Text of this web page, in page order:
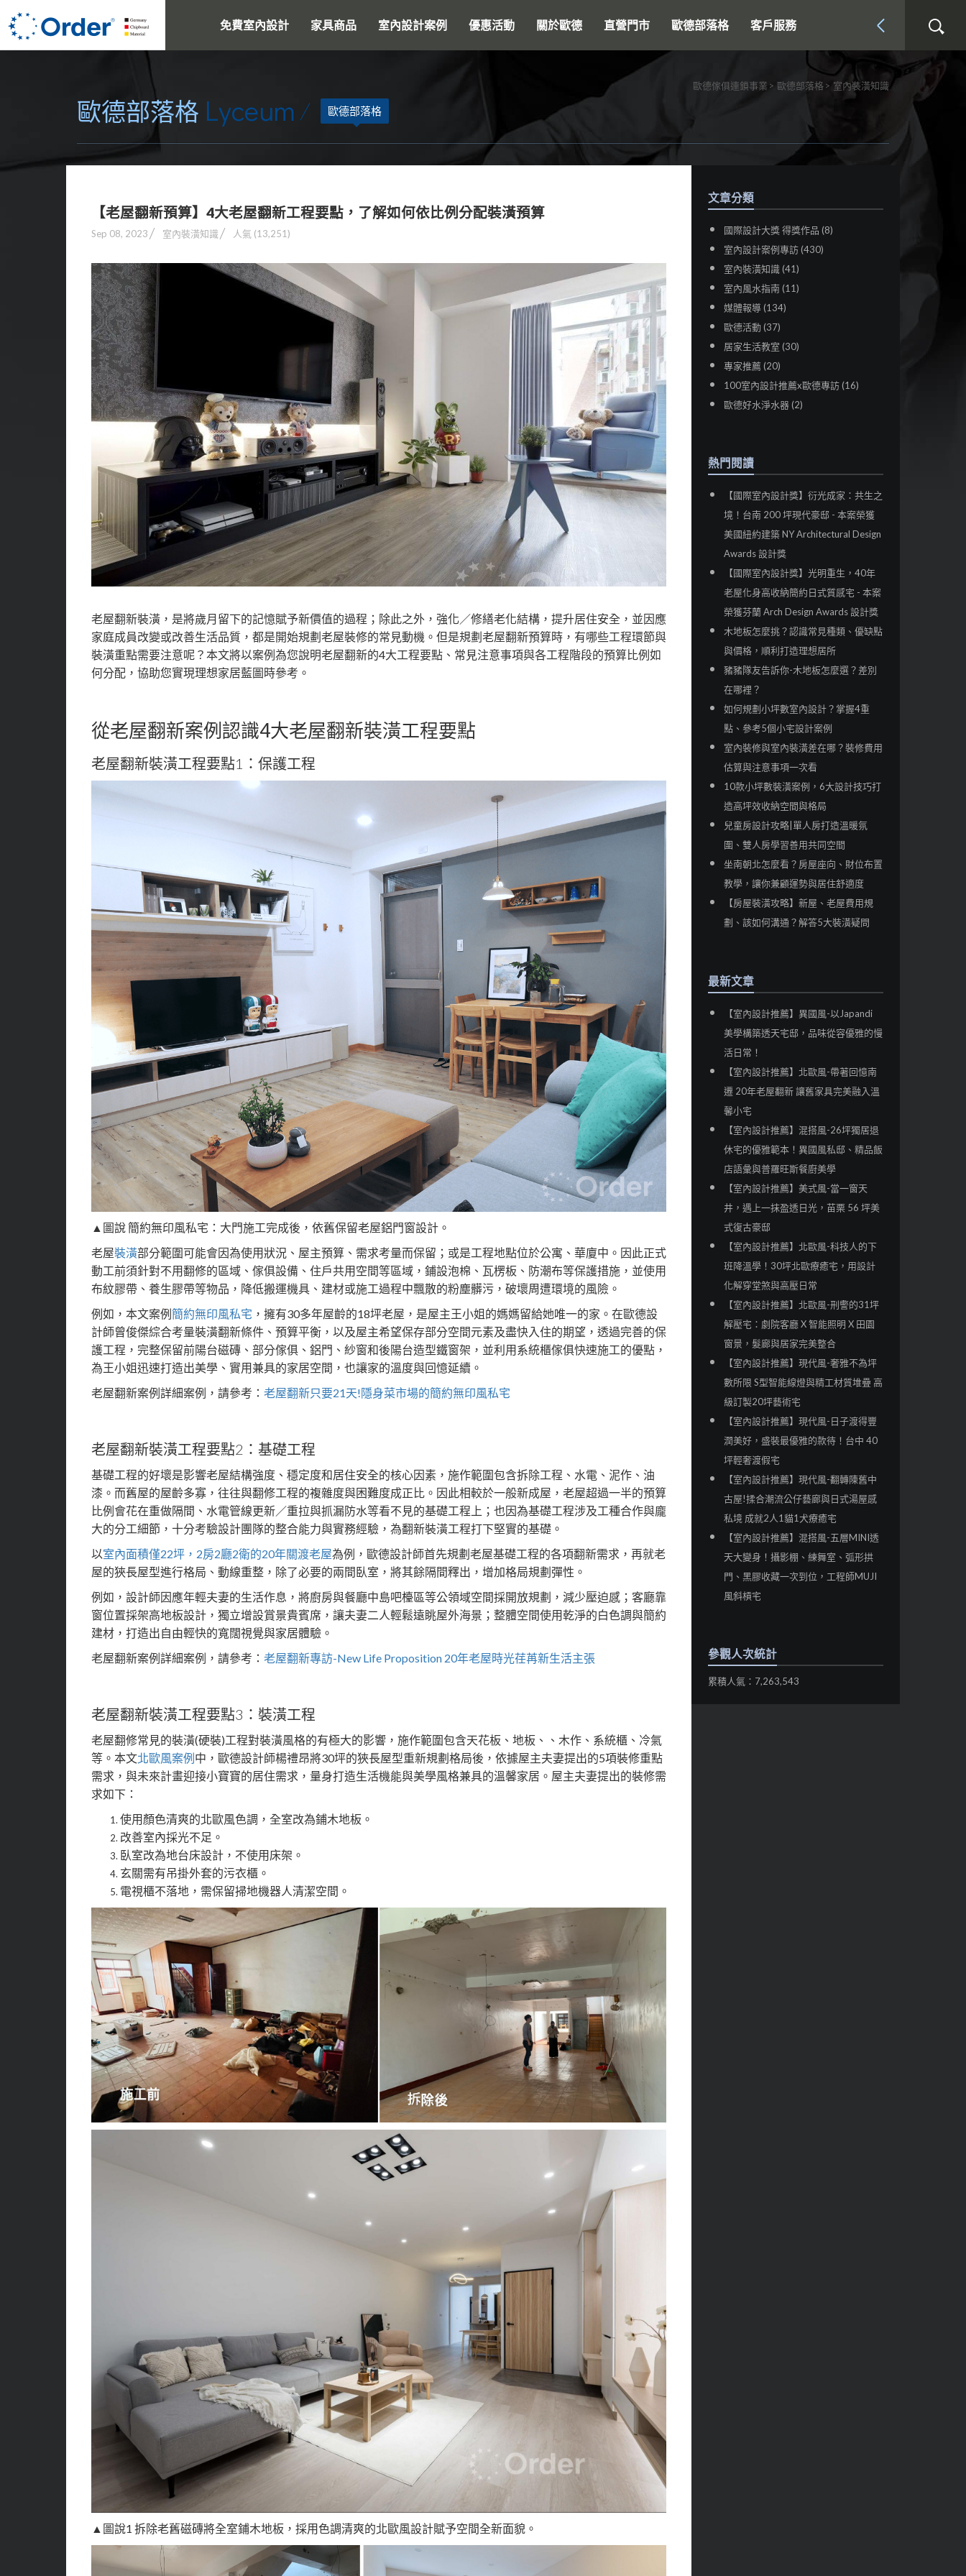
免費室內設計 家具商品 室內設計案例 優惠活動 關於歐德 直營門市 歐德部落格 客戶服務
搜尋
歐德傢俱連鎖事業 歐德部落格 室內裝潢知識
歐德部落格 Lyceum 歐德部落格
【老屋翻新預算】4大老屋翻新工程要點，了解如何依比例分配裝潢預算
Sep 08, 2023 室內裝潢知識 人氣 (13,251)
老屋翻新裝潢，是將歲月留下的記憶賦予新價值的過程；除此之外，強化／修繕老化結構，提升居住安全，並因應
家庭成員改變或改善生活品質，都是開始規劃老屋裝修的常見動機。但是規劃老屋翻新預算時，有哪些工程環節與
裝潢重點需要注意呢？本文將以案例為您說明老屋翻新的4大工程要點、常見注意事項與各工程階段的預算比例如
何分配，協助您實現理想家居藍圖時參考。
從老屋翻新案例認識4大老屋翻新裝潢工程要點
老屋翻新裝潢工程要點1：保護工程
▲圖說 簡約無印風私宅：大門施工完成後，依舊保留老屋鋁門窗設計。
老屋裝潢部分範圍可能會因為使用狀況、屋主預算、需求考量而保留；或是工程地點位於公寓、華廈中。因此正式
動工前須針對不用翻修的區域、傢俱設備、住戶共用空間等區域，鋪設泡棉、瓦楞板、防潮布等保護措施，並使用
布紋膠帶、養生膠帶等物品，降低搬運機具、建材或施工過程中飄散的粉塵髒污，破壞周遭環境的風險。
例如，本文案例簡約無印風私宅 ，擁有30多年屋齡的18坪老屋，是屋主王小姐的媽媽留給她唯一的家。在歐德設
計師曾俊傑綜合考量裝潢翻新條件、預算平衡，以及屋主希望保存部分空間元素及盡快入住的期望，透過完善的保
護工程，完整保留前陽台磁磚、部分傢俱、鋁門、紗窗和後陽台造型鐵窗架，並利用系統櫃傢俱快速施工的優點，
為王小姐迅速打造出美學、實用兼具的家居空間，也讓家的溫度與回憶延續。
老屋翻新案例詳細案例，請參考： 老屋翻新只要21天!隱身菜市場的簡約無印風私宅
老屋翻新裝潢工程要點2：基礎工程
基礎工程的好壞是影響老屋結構強度、穩定度和居住安全的核心因素，施作範圍包含拆除工程、水電、泥作、油
漆。而舊屋的屋齡多寡，往往與翻修工程的複雜度與困難度成正比。因此相較於一般新成屋，老屋超過一半的預算
比例會花在重做隔間、水電管線更新／重拉與抓漏防水等看不見的基礎工程上；也因為基礎工程涉及工種合作與龐
大的分工細節，十分考驗設計團隊的整合能力與實務經驗，為翻新裝潢工程打下堅實的基礎。
以室內面積僅22坪，2房2廳2衛的20年關渡老屋為例，歐德設計師首先規劃老屋基礎工程的各項翻新需求，再就老
屋的狹長屋型進行格局、動線重整，除了必要的兩間臥室，將其餘隔間釋出，增加格局規劃彈性。
例如，設計師因應年輕夫妻的生活作息，將廚房與餐廳中島吧檯區等公領域空間採開放規劃，減少壓迫感；客廳靠
窗位置採架高地板設計，獨立增設賞景貴賓席，讓夫妻二人輕鬆遠眺屋外海景；整體空間使用乾淨的白色調與簡約
建材，打造出自由輕快的寬闊視覺與家居體驗。
老屋翻新案例詳細案例，請參考： 老屋翻新專訪-New Life Proposition 20年老屋時光荏苒新生活主張
老屋翻新裝潢工程要點3：裝潢工程
老屋翻修常見的裝潢(硬裝)工程對裝潢風格的有極大的影響，施作範圍包含天花板、地板、、木作、系統櫃、冷氣
等。本文北歐風案例中，歐德設計師楊禮昂將30坪的狹長屋型重新規劃格局後，依據屋主夫妻提出的5項裝修重點
需求，與未來計畫迎接小寶寶的居住需求，量身打造生活機能與美學風格兼具的溫馨家居。屋主夫妻提出的裝修需
求如下：
使用顏色清爽的北歐風色調，全室改為鋪木地板。
改善室內採光不足。
臥室改為地台床設計，不使用床架。
玄關需有吊掛外套的污衣櫃。
電視櫃不落地，需保留掃地機器人清潔空間。
▲圖說1 拆除老舊磁磚將全室鋪木地板，採用色調清爽的北歐風設計賦予空間全新面貌。
文章分類
國際設計大獎 得獎作品 (8)
室內設計案例專訪 (430)
室內裝潢知識 (41)
室內風水指南 (11)
媒體報導 (134)
歐德活動 (37)
居家生活教室 (30)
專家推薦 (20)
100室內設計推薦x歐德專訪 (16)
歐德好水淨水器 (2)
熱門閱讀
【國際室內設計獎】衍光成家：共生之
境！台南 200 坪現代豪邸 - 本案榮獲
美國紐約建築 NY Architectural Design
Awards 設計獎
【國際室內設計獎】光明重生，40年
老屋化身高收納簡約日式質感宅 - 本案
榮獲芬蘭 Arch Design Awards 設計獎
木地板怎麼挑？認識常見種類、優缺點
與價格，順利打造理想居所
豬豬隊友告訴你-木地板怎麼選？差別
在哪裡？
如何規劃小坪數室內設計？掌握4重
點、參考5個小宅設計案例
室內裝修與室內裝潢差在哪？裝修費用
估算與注意事項一次看
10款小坪數裝潢案例，6大設計技巧打
造高坪效收納空間與格局
兒童房設計攻略|單人房打造溫暖氛
圍、雙人房學習善用共同空間
坐南朝北怎麼看？房屋座向、財位布置
教學，讓你兼顧運勢與居住舒適度
【房屋裝潢攻略】新屋、老屋費用規
劃、該如何溝通？解答5大裝潢疑問
最新文章
【室內設計推薦】異國風-以Japandi
美學構築透天宅邸，品味從容優雅的慢
活日常！
【室內設計推薦】北歐風-帶著回憶南
遷 20年老屋翻新 讓舊家具完美融入溫
馨小宅
【室內設計推薦】混搭風-26坪獨居退
休宅的優雅範本！異國風私邸、精品飯
店語彙與普羅旺斯餐廚美學
【室內設計推薦】美式風-當一窗天
井，遇上一抹盈透日光，苗栗 56 坪美
式復古豪邸
【室內設計推薦】北歐風-科技人的下
班降溫學！30坪北歐療癒宅，用設計
化解穿堂煞與高壓日常
【室內設計推薦】北歐風-刑警的31坪
解壓宅：劇院客廳 X 智能照明 X 田園
窗景，髮廊與居家完美整合
【室內設計推薦】現代風-奢雅不為坪
數所限 S型智能線燈與精工材質堆疊 高
級訂製20坪藝術宅
【室內設計推薦】現代風-日子渡得豐
潤美好，盛裝最優雅的款待！台中 40
坪輕奢渡假宅
【室內設計推薦】現代風-翻轉陳舊中
古屋!揉合潮流公仔藝廊與日式湯屋感
私境 成就2人1貓1犬療癒宅
【室內設計推薦】混搭風-五層MINI透
天大變身！攝影棚、練舞室、弧形拱
門、黑膠收藏一次到位，工程師MUJI
風斜槓宅
參觀人次統計
累積人氣：7,263,543